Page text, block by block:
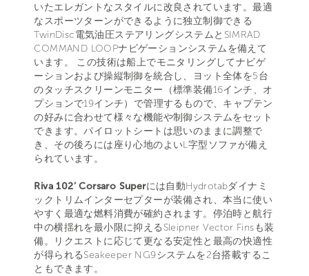
いたエレガントなスタイルに改良されています。最適
なスポーツターンができるように独立制御できる
TwinDisc電気油圧ステアリングシステムとSIMRAD
COMMAND LOOPナビゲーションシステムを備えて
います。 この技術は船上でモニタリングしてナビゲ
ーションおよび操縦制御を統合し、ヨット全体を5台
のタッチスクリーンモニター（標準装備16インチ、オ
プションで19インチ）で管理するもので、キャプテン
の好みに合わせて様々な機能や制御システムをセット
できます。パイロットシートは思いのままに調整で
き、その後ろには座り心地のよいL字型ソファが備え
られています。
Riva 102’ Corsaro Superには自動Hydrotabダイナミ
ックトリムインターセプターが装備され、本当に使い
やすく最適な燃料消費が確約されます。停泊時と航行
中の横揺れを最小限に抑えるSleipner Vector Finsも装
備。リクエストに応じて更なる安定性と最高の快適性
が得られるSeakeeper NG9システムを2台搭載するこ
ともできます。